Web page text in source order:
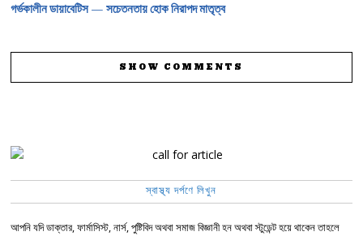
গর্ভকালীন ডায়াবেটিস — সচেতনতায় হোক নিরাপদ মাতৃত্ব
SHOW COMMENTS
স্বাস্থ্য দর্পণে লিখুন
আপনি যদি ডাক্তার, ফার্মাসিস্ট, নার্স, পুষ্টিবিদ অথবা সমাজ বিজ্ঞানী হন অথবা স্টুডেন্ট হয়ে থাকেন তাহলে